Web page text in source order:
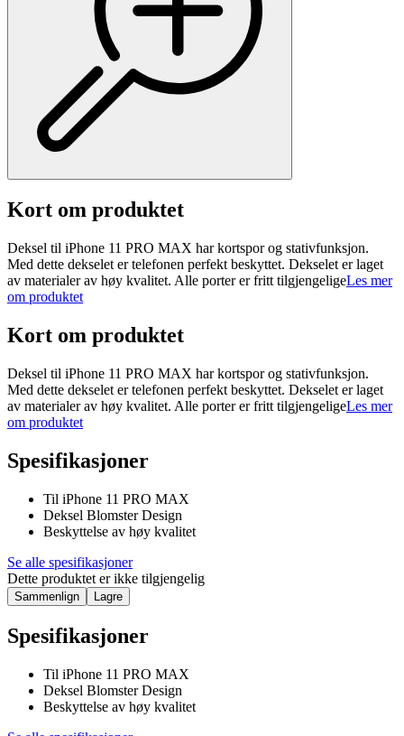
Kort om produktet
Deksel til iPhone 11 PRO MAX har kortspor og stativfunksjon.
Med dette dekselet er telefonen perfekt beskyttet. Dekselet er laget
av materialer av høy kvalitet. Alle porter er fritt tilgjengeligeLes mer
om produktet
Kort om produktet
Deksel til iPhone 11 PRO MAX har kortspor og stativfunksjon.
Med dette dekselet er telefonen perfekt beskyttet. Dekselet er laget
av materialer av høy kvalitet. Alle porter er fritt tilgjengeligeLes mer
om produktet
Spesifikasjoner
Til iPhone 11 PRO MAX
Deksel Blomster Design
Beskyttelse av høy kvalitet
Se alle spesifikasjoner
Dette produktet er ikke tilgjengelig
Sammenlign Lagre
Spesifikasjoner
Til iPhone 11 PRO MAX
Deksel Blomster Design
Beskyttelse av høy kvalitet